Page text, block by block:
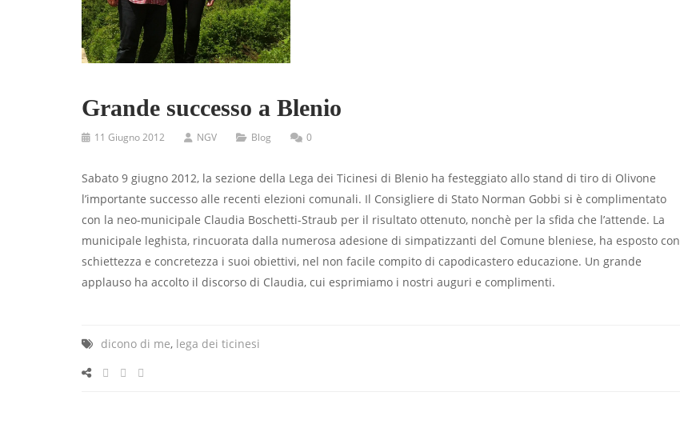
Grande successo a Blenio
11 Giugno 2012 NGV Blog 0
Sabato 9 giugno 2012, la sezione della Lega dei Ticinesi di Blenio ha festeggiato allo stand di tiro di Olivone
l’importante successo alle recenti elezioni comunali. Il Consigliere di Stato Norman Gobbi si è complimentato
con la neo-municipale Claudia Boschetti-Straub per il risultato ottenuto, nonchè per la sfida che l’attende. La
municipale leghista, rincuorata dalla numerosa adesione di simpatizzanti del Comune bleniese, ha esposto con
schiettezza e concretezza i suoi obiettivi, nel non facile compito di capodicastero educazione. Un grande
applauso ha accolto il discorso di Claudia, cui esprimiamo i nostri auguri e complimenti.
dicono di me, lega dei ticinesi